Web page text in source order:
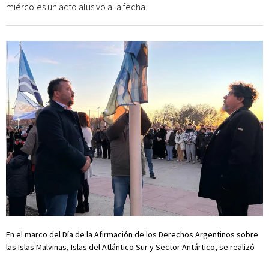
miércoles un acto alusivo a la fecha.
En el marco del Día de la Afirmación de los Derechos Argentinos sobre
las Islas Malvinas, Islas del Atlántico Sur y Sector Antártico, se realizó